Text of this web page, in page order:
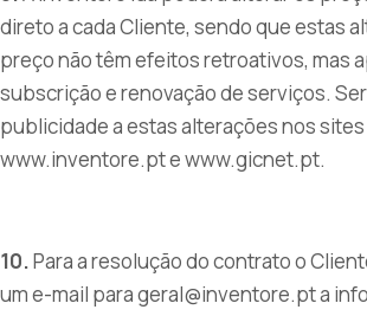
direto a cada Cliente, sendo que estas
preço não têm efeitos retroativos, mas
subscrição e renovação de serviços.
publicidade a estas alterações nos sites
www.inventore.pt e www.gicnet.pt.
10.Para a resolução do contrato o
um e-mail para geral@inventore.pt a